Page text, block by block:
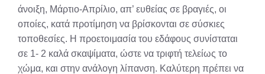
άνοιξη, Μάρτιο-Απρίλιο, απ’ ευθείας σε βραγιές, οι
οποίες, κατά προτίμηση να βρίσκονται σε σύσκιες
τοποθεσίες. Η προετοιμασία του εδάφους συνίσταται
σε 1- 2 καλά σκαψίματα, ώστε να τριφτή τελείως το
χώμα, και στην ανάλογη λίπανση. Καλύτερη πρέπει να